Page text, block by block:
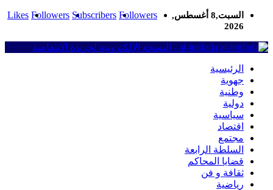
Likes Followers Subscribers Followers
السبت,8 أغسطس,
2026
al-intifada - النسخة الإلكترونية لجريدة الانتفاضة
الرئيسية
جهوية
وطنية
دولية
سياسية
اقتصاد
مجتمع
السلطة الرابعة
قضايا المحاكم
ثقافة و فن
رياضية